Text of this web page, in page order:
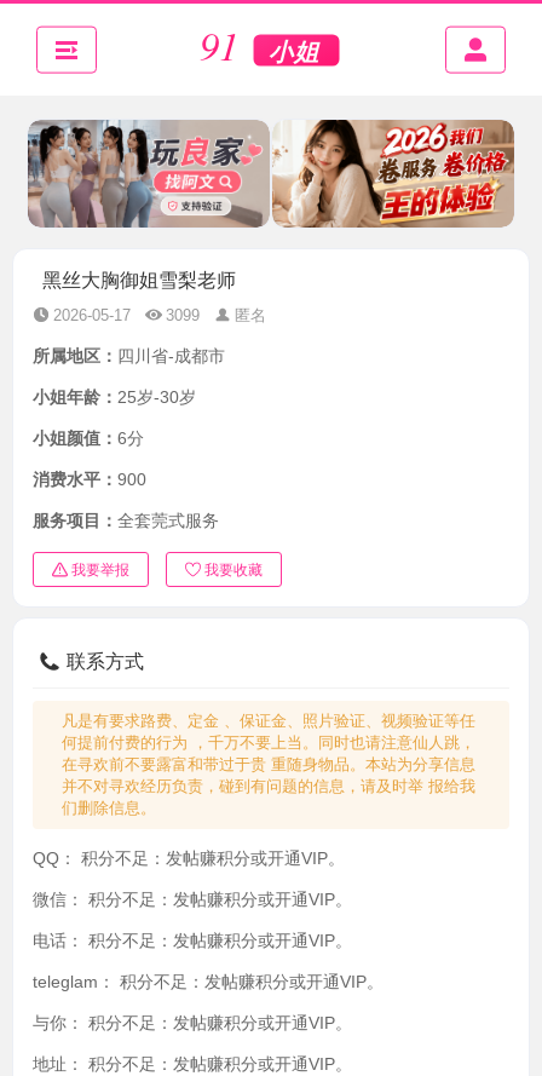
黑丝大胸御姐雪梨老师
2026-05-17 3099 匿名
所属地区： 四川省-成都市
小姐年龄： 25岁-30岁
小姐颜值： 6分
消费水平： 900
服务项目： 全套莞式服务
我要举报 我要收藏
联系方式
凡是有要求路费、定金 、保证金、照片验证、视频验证等任
何提前付费的行为 ，千万不要上当。同时也请注意仙人跳，
在寻欢前不要露富和带过于贵 重随身物品。本站为分享信息
并不对寻欢经历负责，碰到有问题的信息，请及时举 报给我
们删除信息。
QQ： 积分不足：发帖赚积分或开通VIP。
微信： 积分不足：发帖赚积分或开通VIP。
电话： 积分不足：发帖赚积分或开通VIP。
teleglam： 积分不足：发帖赚积分或开通VIP。
与你： 积分不足：发帖赚积分或开通VIP。
地址： 积分不足：发帖赚积分或开通VIP。